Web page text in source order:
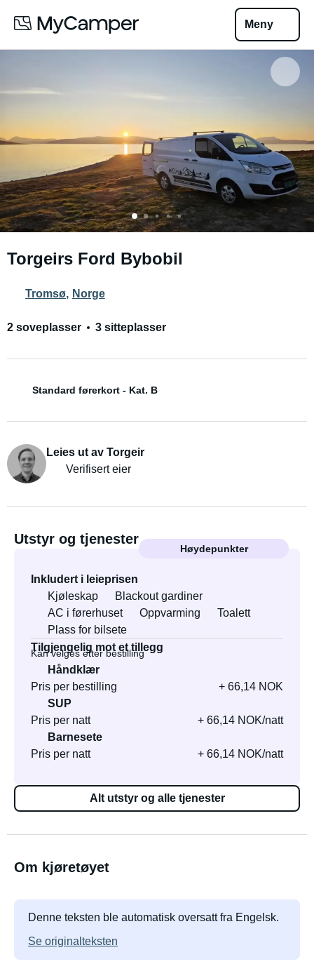
Meny
Torgeirs Ford Bybobil
Tromsø, Norge
2 soveplasser 3 sitteplasser
Standard førerkort - Kat. B
Leies ut av Torgeir
Verifisert eier
Utstyr og tjenester
Høydepunkter
Inkludert i leieprisen
Kjøleskap
Blackout gardiner
AC i førerhuset
Oppvarming
Toalett
Plass for bilsete
Tilgjengelig mot et tillegg
Kan velges etter bestilling
Håndklær
Pris per bestilling
+ 66,14 NOK
SUP
Pris per natt
+ 66,14 NOK/natt
Barnesete
Pris per natt
+ 66,14 NOK/natt
Alt utstyr og alle tjenester
Om kjøretøyet
Denne teksten ble automatisk oversatt fra Engelsk.
Se originalteksten